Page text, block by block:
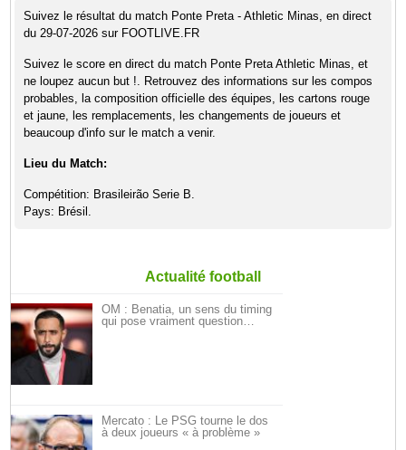
Suivez le résultat du match Ponte Preta - Athletic Minas, en direct
du 29-07-2026 sur FOOTLIVE.FR
Suivez le score en direct du match Ponte Preta Athletic Minas, et
ne loupez aucun but !. Retrouvez des informations sur les compos
probables, la composition officielle des équipes, les cartons rouge
et jaune, les remplacements, les changements de joueurs et
beaucoup d'info sur le match a venir.
Lieu du Match:
Compétition: Brasileirão Serie B.
Pays: Brésil.
Actualité football
OM : Benatia, un sens du timing
qui pose vraiment question…
Mercato : Le PSG tourne le dos
à deux joueurs « à problème »